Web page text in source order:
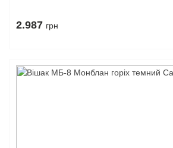
2.987 грн